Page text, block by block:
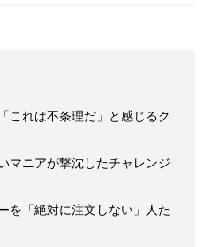
これは不条理だ」と感じるク
マニアが撃沈したチャレンジ
を「絶対に注文しない」人た